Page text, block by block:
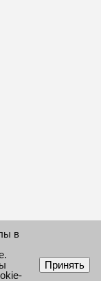
Дивижн.
в
Принять